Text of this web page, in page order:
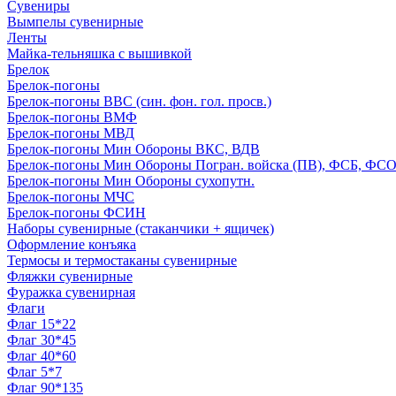
Сувениры
Вымпелы сувенирные
Ленты
Майка-тельняшка с вышивкой
Брелок
Брелок-погоны
Брелок-погоны ВВС (син. фон. гол. просв.)
Брелок-погоны ВМФ
Брелок-погоны МВД
Брелок-погоны Мин Обороны ВКС, ВДВ
Брелок-погоны Мин Обороны Погран. войска (ПВ), ФСБ, ФСО
Брелок-погоны Мин Обороны сухопутн.
Брелок-погоны МЧС
Брелок-погоны ФСИН
Наборы сувенирные (стаканчики + ящичек)
Оформление конъяка
Термосы и термостаканы сувенирные
Фляжки сувенирные
Фуражка сувенирная
Флаги
Флаг 15*22
Флаг 30*45
Флаг 40*60
Флаг 5*7
Флаг 90*135